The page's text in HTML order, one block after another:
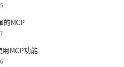
的MCP
MCP功能